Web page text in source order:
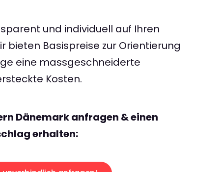
und individuell auf Ihren
bieten Basispreise zur Orientierung
eine massgeschneiderte
Kosten.
Dänemark anfragen & einen
erhalten: